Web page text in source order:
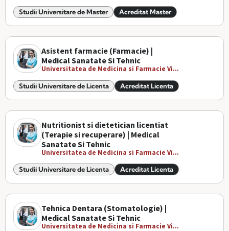
Studii Universitare de Master Acreditat Master
Asistent farmacie (Farmacie) |
Medical Sanatate Si Tehnic
Universitatea de Medicina si Farmacie Vi...
Studii Universitare de Licenta Acreditat Licenta
Nutritionist si dietetician licentiat
(Terapie si recuperare) | Medical
Sanatate Si Tehnic
Universitatea de Medicina si Farmacie Vi...
Studii Universitare de Licenta Acreditat Licenta
Tehnica Dentara (Stomatologie) |
Medical Sanatate Si Tehnic
Universitatea de Medicina si Farmacie Vi...